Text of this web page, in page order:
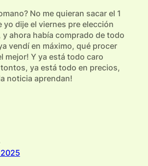
No me quieran sacar el 1
yo dije el viernes pre elección
y ahora había comprado de todo
vendí en máximo, qué procer
mejor! Y ya está todo caro
ya está todo en precios,
noticia aprendan!